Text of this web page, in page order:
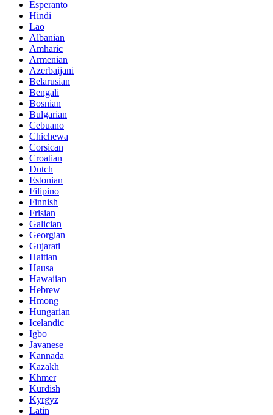
Esperanto
Hindi
Lao
Albanian
Amharic
Armenian
Azerbaijani
Belarusian
Bengali
Bosnian
Bulgarian
Cebuano
Chichewa
Corsican
Croatian
Dutch
Estonian
Filipino
Finnish
Frisian
Galician
Georgian
Gujarati
Haitian
Hausa
Hawaiian
Hebrew
Hmong
Hungarian
Icelandic
Igbo
Javanese
Kannada
Kazakh
Khmer
Kurdish
Kyrgyz
Latin